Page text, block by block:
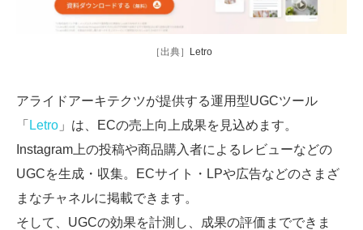
［出典］ Letro
アライドアーキテクツが提供する運用型UGCツール
「 Letro 」は、ECの売上向上成果を見込めます。
Instagram上の投稿や商品購入者によるレビューなどの
UGCを生成・収集。ECサイト・LPや広告などのさまざ
まなチャネルに掲載できます。
そして、UGCの効果を計測し、成果の評価までできま